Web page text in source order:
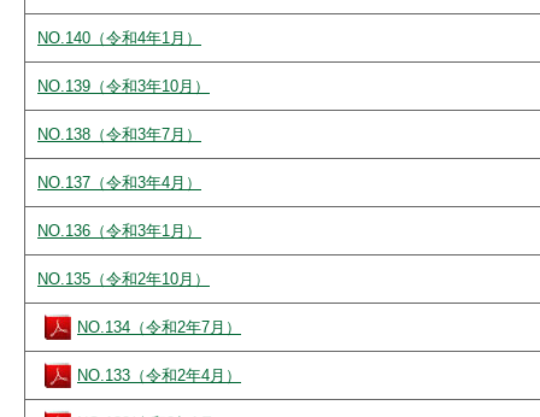
NO.140（令和4年1月）
NO.139（令和3年10月）
NO.138（令和3年7月）
NO.137（令和3年4月）
NO.136（令和3年1月）
NO.135（令和2年10月）
NO.134（令和2年7月）
NO.133（令和2年4月）